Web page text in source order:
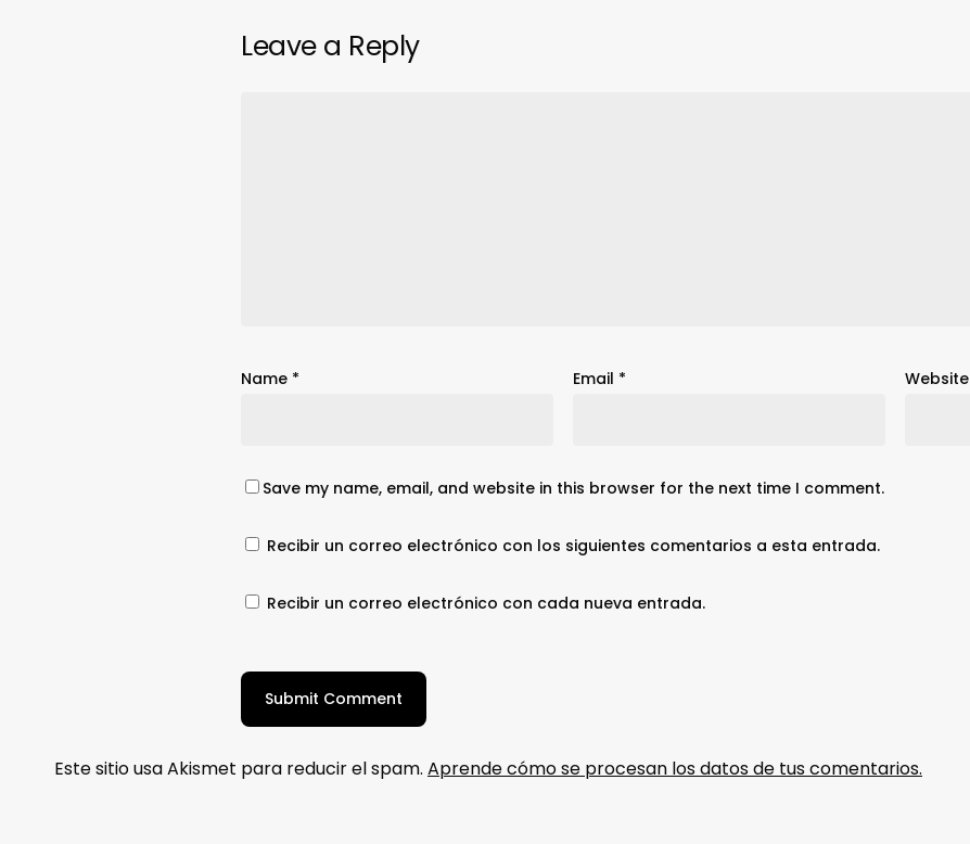
Leave a Reply
Name * Email * Website
Save my name, email, and website in this browser for the next time I comment.
Recibir un correo electrónico con los siguientes comentarios a esta entrada.
Recibir un correo electrónico con cada nueva entrada.
Este sitio usa Akismet para reducir el spam. Aprende cómo se procesan los datos de tus comentarios.